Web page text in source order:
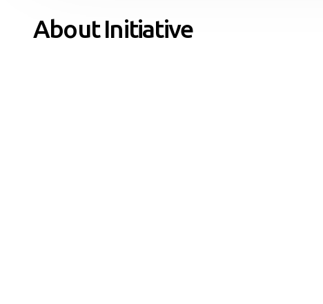
About Initiative